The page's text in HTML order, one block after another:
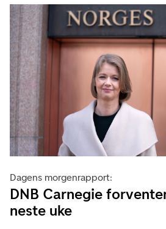
Dagens morgenrapport:
DNB Carnegie
neste uke